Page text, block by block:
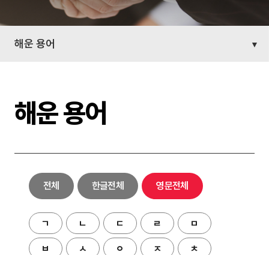
해운 용어
해운 용어
전체 한글전체 영문전체
ㄱ ㄴ ㄷ ㄹ ㅁ
ㅂ ㅅ ㅇ ㅈ ㅊ